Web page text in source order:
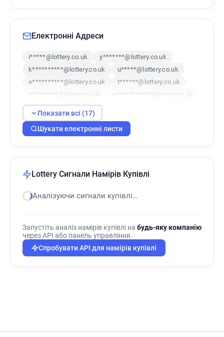
Електронні Адреси
i*****@lottery.co.uk
y*******@lottery.co.uk
k**********@lottery.co.uk
u*****@lottery.co.uk
e**********@lottery.co.uk
t******@lottery.co.uk
r*********@lottery.co.uk
e***********@lottery.co.uk
v*********@lottery.co.uk
g************@lottery.co.uk
d**********@lottery.co.uk
c*********@lottery.co.uk
Показати всі (17)
Шукати електронні листи
Lottery Сигнали Намірів Купівлі
Аналізуючи сигнали купівлі…
Запустіть аналіз намірів купівлі на будь-яку компанію
через API або панель управління.
Спробувати API для намірів купівлі